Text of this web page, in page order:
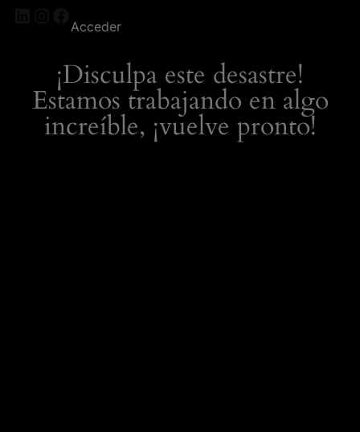
LinkedIn
Instagram
Facebook
Acceder
¡Disculpa este desastre!
Estamos trabajando en algo
increíble, ¡vuelve pronto!